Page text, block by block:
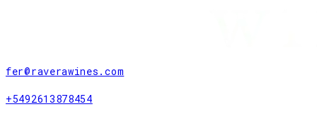
fer@raverawines.com
+5492613878454